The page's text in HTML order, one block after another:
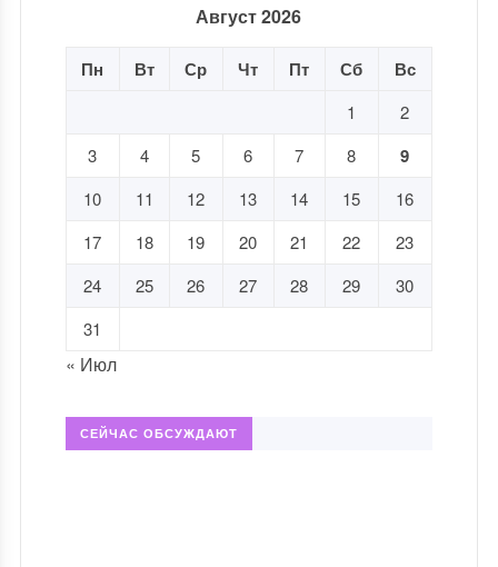
Август 2026
Пн Вт Ср Чт Пт Сб Вс
1
2
3
4 5 6 7 8 9
10 11 12 13 14 15
16
17
18 19 20 21 22
23
24
25 26 27 28 29
30
31
« Июл
СЕЙЧАС ОБСУЖДАЮТ